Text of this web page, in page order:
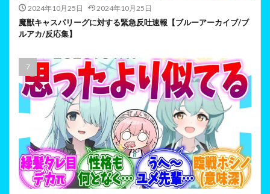
2024年10月25日 2024年10月25日
魔獣キャスパリーグに対する緊急反吐速報【ブルーアーカイブ/ブ
ルアカ/反応集】